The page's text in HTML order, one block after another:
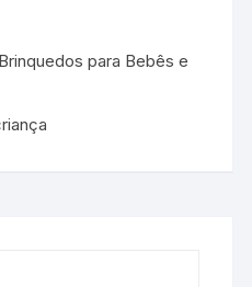
Brinquedos para Bebês e